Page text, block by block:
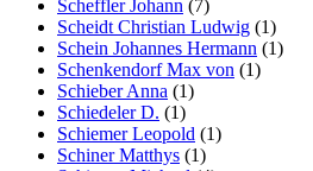
Scheffler Johann (7)
Scheidt Christian Ludwig (1)
Schein Johannes Hermann (1)
Schenkendorf Max von (1)
Schieber Anna (1)
Schiedeler D. (1)
Schiemer Leopold (1)
Schiner Matthys (1)